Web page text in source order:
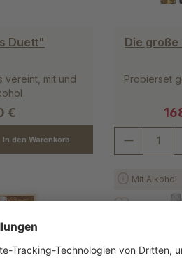
Duett"
vereint, mit und
€
In den Warenkorb
Die
Probierset
Mit Alkohol